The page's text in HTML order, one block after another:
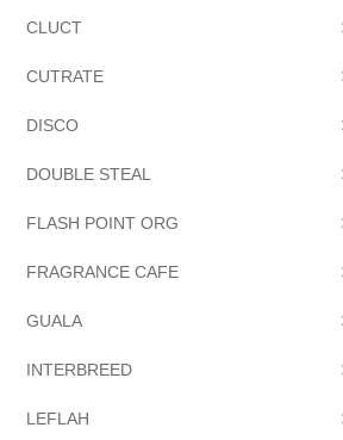
CLUCT
CUTRATE
DISCO
DOUBLE STEAL
FLASH POINT ORG
FRAGRANCE CAFE
GUALA
INTERBREED
LEFLAH